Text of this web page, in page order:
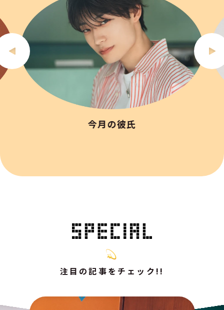
今月の彼氏
注目の記事をチェック!!